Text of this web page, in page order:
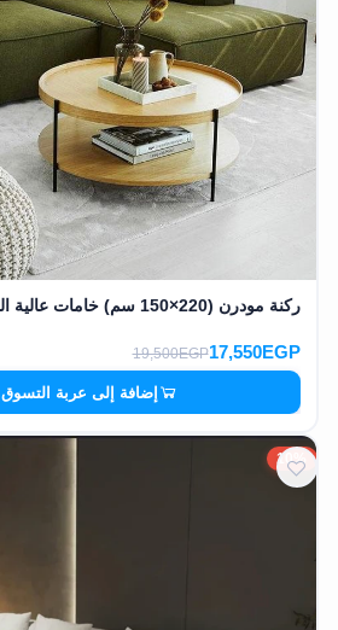
اشترك
الآن
ركنة مودرن (220×150 سم) خامات عالية الجودة MS-13375
17,550EGP
19,500EGP
إضافة إلى عربة التسوق
10%